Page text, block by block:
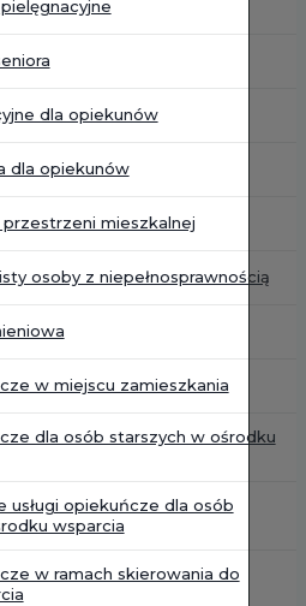
dla opiekunów
dla opiekunów
mieszkalnej
osoby z niepełnosprawnością
w miejscu zamieszkania
dla osób starszych w ośrodku
usługi opiekuńcze dla osób
wsparcia
w ramach skierowania do